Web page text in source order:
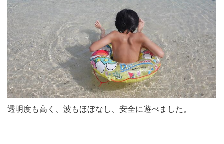
透明度も高く、波もほぼなし、安全に遊べました。